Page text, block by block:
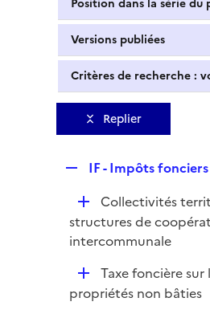
Position dans la série du
Versions publiées
Critères de recherche :
Replier
p
l
i
e
r
IF - Impôts fonciers
D
é
p
e
Collectivités
structures de
intercommunale
D
é
Taxe foncière sur
propriétés non bâties